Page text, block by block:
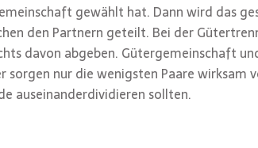
gewählt hat. Dann wird das
den Partnern geteilt. Bei der
davon abgeben. Gütergemeinschaft
nur die wenigsten Paare wirksam
auseinanderdividieren sollten.